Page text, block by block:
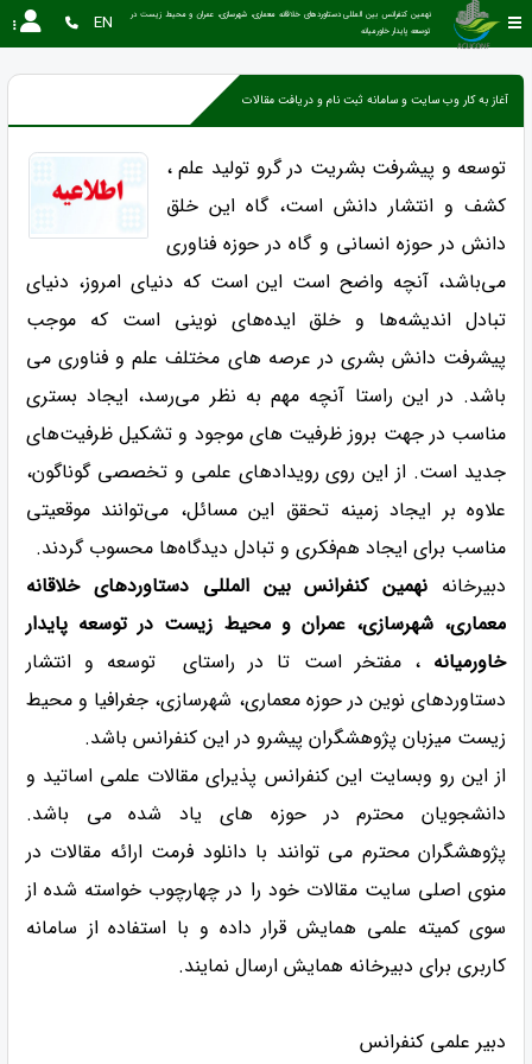
توسعه پایدار خاورمیانه
EN
آغاز به کار وب سایت و سامانه ثبت نام و دریافت مقالات
توسعه و پیشرفت بشریت در گرو تولید علم ،
کشف و انتشار دانش است، گاه این خلق
دانش در حوزه انسانی و گاه در حوزه فناوری
می‌باشد، آنچه واضح است این است که دنیای امروز، دنیای
تبادل اندیشه‌ها و خلق ایده‌های نوینی است که موجب
پیشرفت دانش بشری در عرصه های مختلف علم و فناوری می
باشد. در این راستا آنچه مهم به نظر می‌رسد، ایجاد بستری
مناسب در جهت بروز ظرفیت های موجود و تشکیل ظرفیت‌های
جدید است. از این روی رویدادهای علمی و تخصصی گوناگون،
علاوه بر ایجاد زمینه تحقق این مسائل، می‌توانند موقعیتی
مناسب برای ایجاد هم‌فکری و تبادل دیدگاه‌ها محسوب گردند.
دبیرخانه نهمین کنفرانس بین المللی دستاوردهای خلاقانه
معماری، شهرسازی، عمران و محیط زیست در توسعه پایدار
خاورمیانه ، مفتخر است تا در راستای توسعه و انتشار
دستاوردهای نوین در حوزه معماری، شهرسازی، جغرافیا و محیط
زیست میزبان پژوهشگران پیشرو در این کنفرانس باشد.
از این رو وبسایت این کنفرانس پذیرای مقالات علمی اساتید و
دانشجویان محترم در حوزه های یاد شده می باشد.
پژوهشگران محترم می توانند با دانلود فرمت ارائه مقالات در
منوی اصلی سایت مقالات خود را در چهارچوب خواسته شده از
سوی کمیته علمی همایش قرار داده و با استفاده از سامانه
کاربری برای دبیرخانه همایش ارسال نمایند.
دبیر علمی کنفرانس